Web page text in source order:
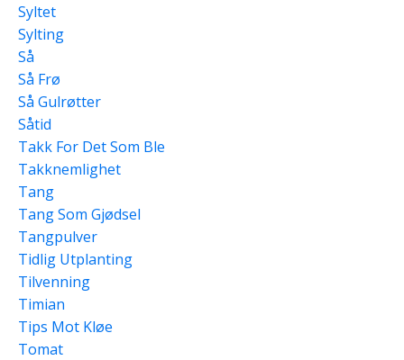
Syltet
Sylting
Så
Så Frø
Så Gulrøtter
Såtid
Takk For Det Som Ble
Takknemlighet
Tang
Tang Som Gjødsel
Tangpulver
Tidlig Utplanting
Tilvenning
Timian
Tips Mot Kløe
Tomat